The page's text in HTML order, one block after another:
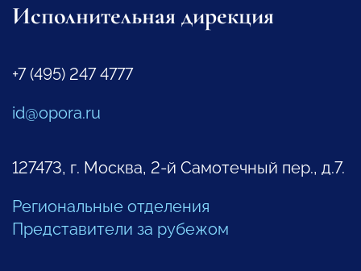
Исполнительная дирекция
+7 (495) 247 4777
id@opora.ru
127473, г. Москва, 2-й Самотечный пер., д.7.
Региональные отделения
Представители за рубежом